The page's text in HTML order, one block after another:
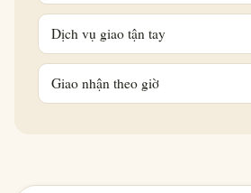
Dịch vụ giao tận tay
Giao nhận theo giờ